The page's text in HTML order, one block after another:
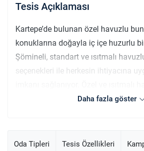
Tesis Açıklaması
Kartepe’de bulunan özel havuzlu
konuklarına doğayla iç içe huzurlu
Şömineli, standart ve ısıtmalı
seçenekleri ile herkesin ihtiyacına
mevsim boyunca keyifle
ücretsiz internet ve özel otopark gibi
Daha fazla göster
Oda Tipleri Tesis Özellikleri